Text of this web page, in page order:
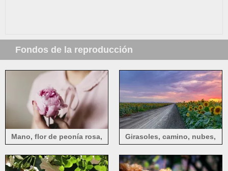
Fondos de la reproducción
Mano, flor de peonía rosa,
Girasoles, camino, nubes,